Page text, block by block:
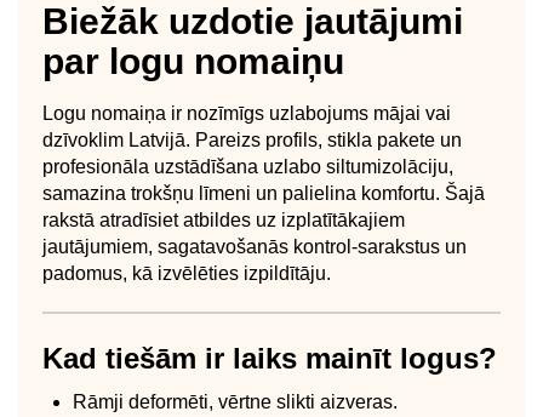
Biežāk uzdotie jautājumi
par logu nomaiņu
Logu nomaiņa ir nozīmīgs uzlabojums mājai vai
dzīvoklim Latvijā. Pareizs profils, stikla pakete un
profesionāla uzstādīšana uzlabo siltumizolāciju,
samazina trokšņu līmeni un palielina komfortu. Šajā
rakstā atradīsiet atbildes uz izplatītākajiem
jautājumiem, sagatavošanās kontrol‐sarakstus un
padomus, kā izvēlēties izpildītāju.
Kad tiešām ir laiks mainīt logus?
Rāmji deformēti, vērtne slikti aizveras.